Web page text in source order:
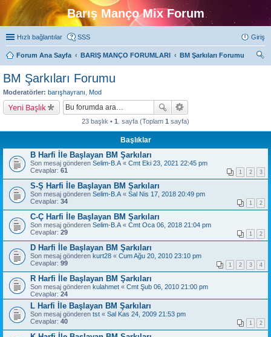
Barış Manço Mix Forum
Hızlı bağlantılar SSS Giriş
Forum Ana Sayfa BARIŞ MANÇO FORUMLARI
BM Şarkıları Forumu
BM Şarkıları Forumu
Moderatörler: barışhayranı Mod
Yeni Başlık
23 başlık • 1 . sayfa (Toplam 1 sayfa)
Başlıklar
B Harfi İle Başlayan BM Şarkıları
Son mesaj gönderen Selim-B.A « Cmt Eki 23, 2021 22:45 pm
Cevaplar: 61 1 2 3
S-Ş Harfi İle Başlayan BM Şarkıları
Son mesaj gönderen Selim-B.A « Sal Nis 17, 2018 20:49 pm
Cevaplar: 34 1 2
C-Ç Harfi İle Başlayan BM Şarkıları
Son mesaj gönderen Selim-B.A « Cmt Oca 06, 2018 21:04 pm
Cevaplar: 29 1 2
D Harfi İle Başlayan BM Şarkıları
Son mesaj gönderen kurt28 « Cum Ağu 20, 2010 23:10 pm
Cevaplar: 99 1 2 3 4
R Harfi İle Başlayan BM Şarkıları
Son mesaj gönderen kulahmet « Cmt Şub 06, 2010 21:00 pm
Cevaplar: 24
L Harfi İle Başlayan BM Şarkıları
Son mesaj gönderen tst « Sal Kas 24, 2009 21:53 pm
Cevaplar: 40 1 2